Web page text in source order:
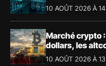
10 AOÛT 2026 À
Marché crypto
dollars, les
10 AOÛT 2026 À